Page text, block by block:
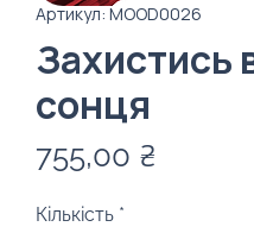
Артикул: MOOD0026
Захистись
сонця
755,00 ₴
Кількість *